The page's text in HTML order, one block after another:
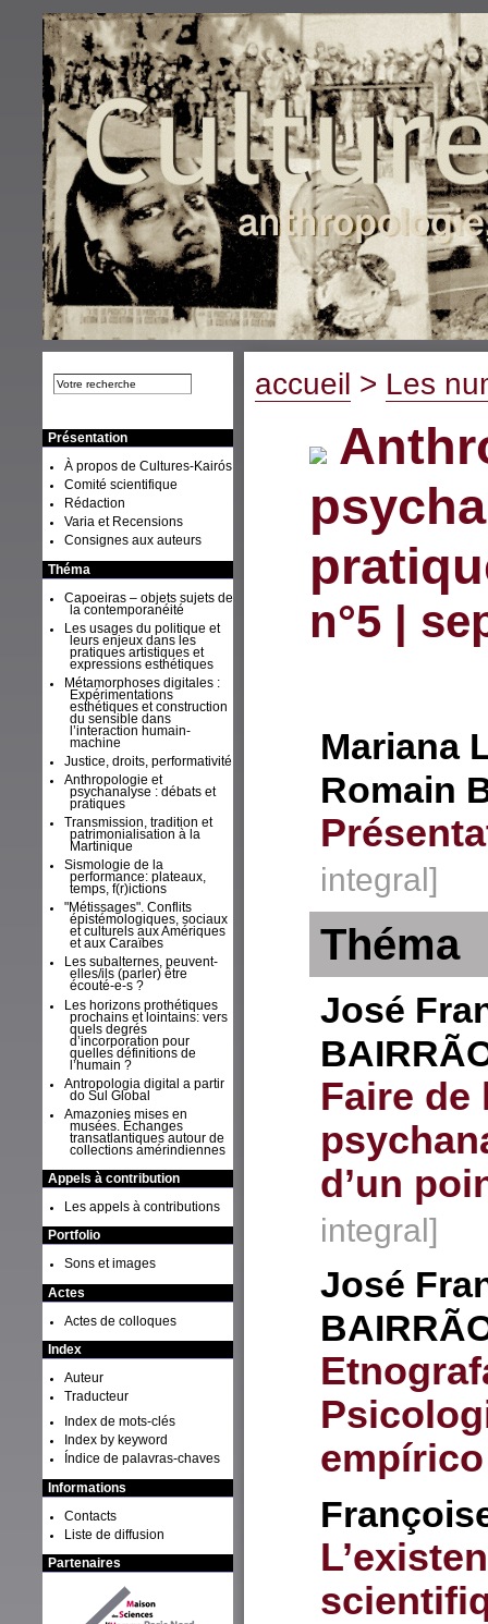
accueil > Les
n°5 |
Mariana
Romain
integral]
Théma
José
Faire de
d’un
integral]
José
empírico
Présentation
À propos de Cultures-Kairós
Comité scientifique
Rédaction
Varia et Recensions
Consignes aux auteurs
Théma
Capoeiras – objets sujets de
la contemporanéité
Les usages du politique et
leurs enjeux dans les
pratiques artistiques et
expressions esthétiques
Métamorphoses digitales :
Expérimentations
esthétiques et construction
du sensible dans
l’interaction humain-
machine
Justice, droits, performativité
Anthropologie et
psychanalyse : débats et
pratiques
Transmission, tradition et
patrimonialisation à la
Martinique
Sismologie de la
performance: plateaux,
temps, f(r)ictions
"Métissages". Conflits
épistémologiques, sociaux
et culturels aux Amériques
et aux Caraïbes
Les subalternes, peuvent-
elles/ils (parler) être
écouté-e-s ?
Les horizons prothétiques
prochains et lointains: vers
quels degrés
d’incorporation pour
quelles définitions de
l’humain ?
Antropologia digital a partir
do Sul Global
Amazonies mises en
musées. Échanges
transatlantiques autour de
collections amérindiennes
Appels à contribution
Les appels à contributions
Portfolio
Sons et images
Actes
Actes de colloques
Index
Auteur
Traducteur
Index de mots-clés
Index by keyword
Índice de palavras-chaves
Informations
Contacts
Liste de diffusion
Partenaires